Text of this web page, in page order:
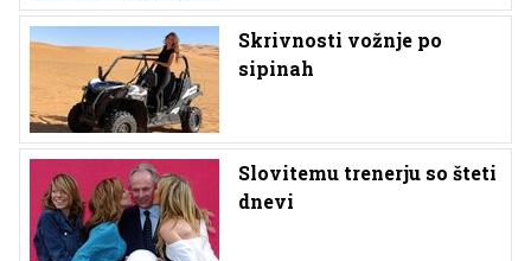
Skrivnosti vožnje po
sipinah
Slovitemu trenerju so šteti
dnevi